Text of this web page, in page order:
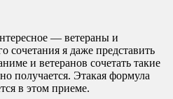
— ветераны и
сочетания я даже представить
и ветеранов сочетать такие
получается. Этакая формула
в этом приеме.